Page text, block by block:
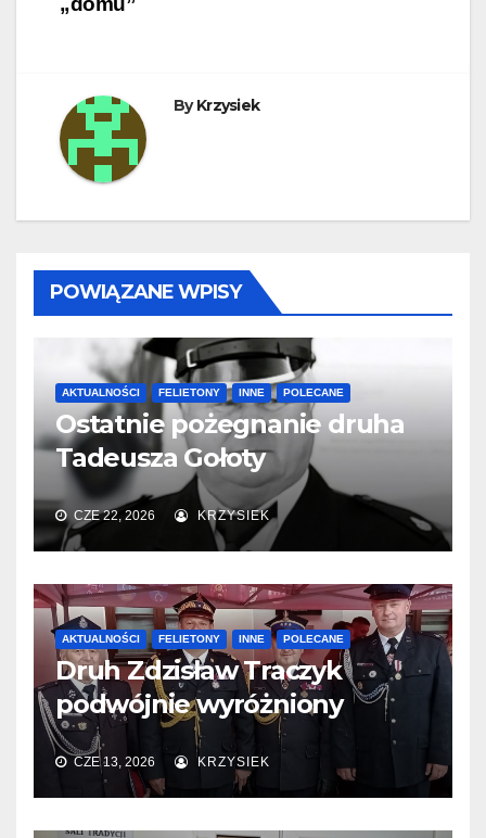
ByKrzysiek
POWIĄZANE WPISY
AKTUALNOŚCI FELIETONY INNE POLECANE
Ostatnie pożegnanie druha
Tadeusza Gołoty
CZE 22, 2026 KRZYSIEK
AKTUALNOŚCI FELIETONY INNE POLECANE
Druh Zdzisław Traczyk
podwójnie wyróżniony
CZE 13, 2026 KRZYSIEK